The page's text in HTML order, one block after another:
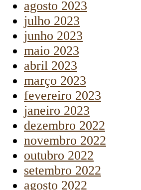
agosto 2023
julho 2023
junho 2023
maio 2023
abril 2023
março 2023
fevereiro 2023
janeiro 2023
dezembro 2022
novembro 2022
outubro 2022
setembro 2022
agosto 2022